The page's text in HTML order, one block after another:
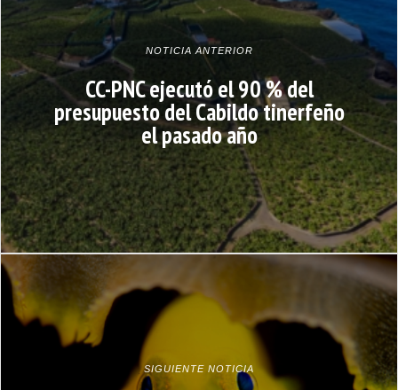
NOTICIA ANTERIOR
CC-PNC ejecutó el 90 % del
presupuesto del Cabildo tinerfeño
el pasado año
SIGUIENTE NOTICIA